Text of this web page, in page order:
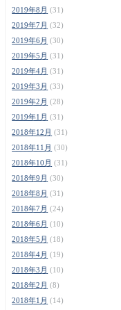
2019年8月 (31)
2019年7月 (32)
2019年6月 (30)
2019年5月 (31)
2019年4月 (31)
2019年3月 (33)
2019年2月 (28)
2019年1月 (31)
2018年12月 (31)
2018年11月 (30)
2018年10月 (31)
2018年9月 (30)
2018年8月 (31)
2018年7月 (24)
2018年6月 (10)
2018年5月 (18)
2018年4月 (19)
2018年3月 (10)
2018年2月 (8)
2018年1月 (14)